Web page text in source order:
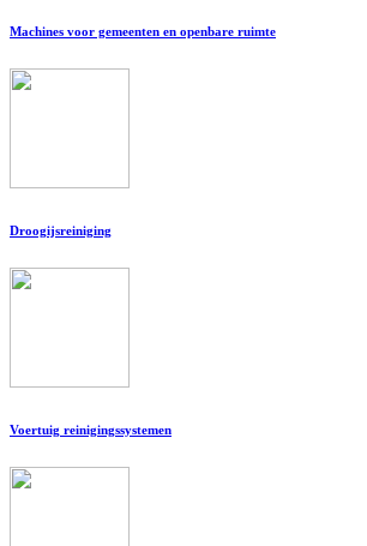
Machines voor gemeenten en openbare ruimte
Droogijsreiniging
Voertuig reinigingssystemen